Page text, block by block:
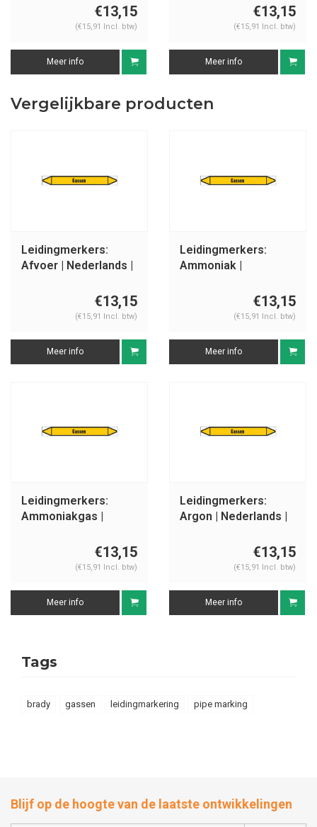
€13,15
(€15,91 Incl. btw)
Meer info
€13,15
(€15,91 Incl. btw)
Meer info
Vergelijkbare producten
Leidingmerkers:
Afvoer | Nederlands |
€13,15
(€15,91 Incl. btw)
Meer info
Leidingmerkers:
Ammoniak |
€13,15
(€15,91 Incl. btw)
Meer info
Leidingmerkers:
Ammoniakgas |
€13,15
(€15,91 Incl. btw)
Meer info
Leidingmerkers:
Argon | Nederlands |
€13,15
(€15,91 Incl. btw)
Meer info
Tags
brady gassen leidingmarkering pipe marking
Blijf op de hoogte van de laatste ontwikkelingen